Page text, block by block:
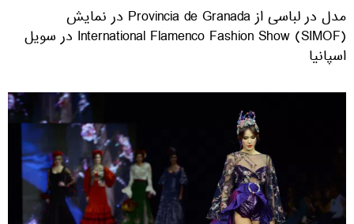
مدل در لباسی از Provincia de Granada در نمایش
International Flamenco Fashion Show (SIMOF) در سویل
اسپانیا